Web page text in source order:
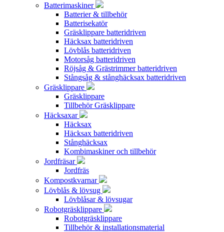
Batterimaskiner
Batterier & tillbehör
Batterisekatör
Gräsklippare batteridriven
Häcksax batteridriven
Lövblås batteridriven
Motorsåg batteridriven
Röjsåg & Grästrimmer batteridriven
Stångsåg & stånghäcksax batteridriven
Gräsklippare
Gräsklippare
Tillbehör Gräsklippare
Häcksaxar
Häcksax
Häcksax batteridriven
Stånghäcksax
Kombimaskiner och tillbehör
Jordfräsar
Jordfräs
Kompostkvarnar
Lövblås & lövsug
Lövblåsar & lövsugar
Robotgräsklippare
Robotgräsklippare
Tillbehör & installationsmaterial